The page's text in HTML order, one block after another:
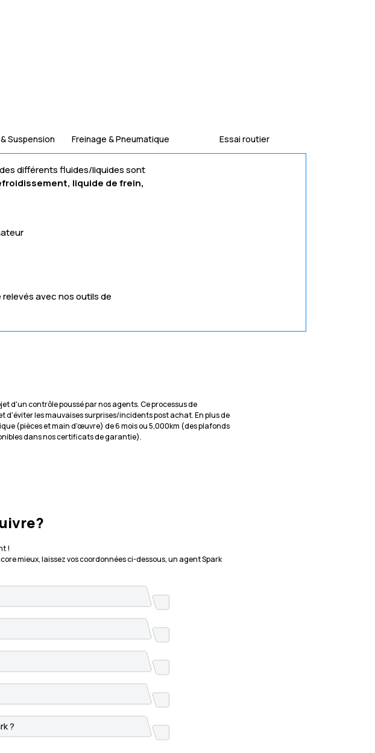
Suspension Freinage & Pneumatique Essai routier
différents fluides/liquides sont
liquide de frein,
avec nos outils de
d'un contrôle poussé par nos agents. Ce processus de
d'éviter les mauvaises surprises/incidents post achat. En plus de
(pièces et main d'œuvre) de 6 mois ou 5,000km (des plafonds
dans nos certificats de garantie).
!
mieux, laissez vos coordonnées ci-dessous, un agent Spark